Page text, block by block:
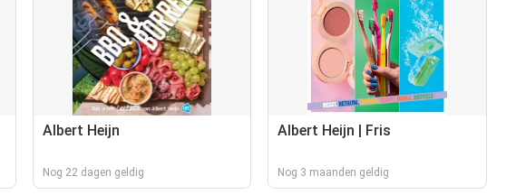
Albert Heijn
Nog 22 dagen geldig
Albert Heijn | Fris
Nog 3 maanden geldig